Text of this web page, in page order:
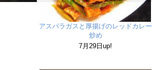
アスパラガスと厚揚げのレッドカレー
炒め
7月29日up!